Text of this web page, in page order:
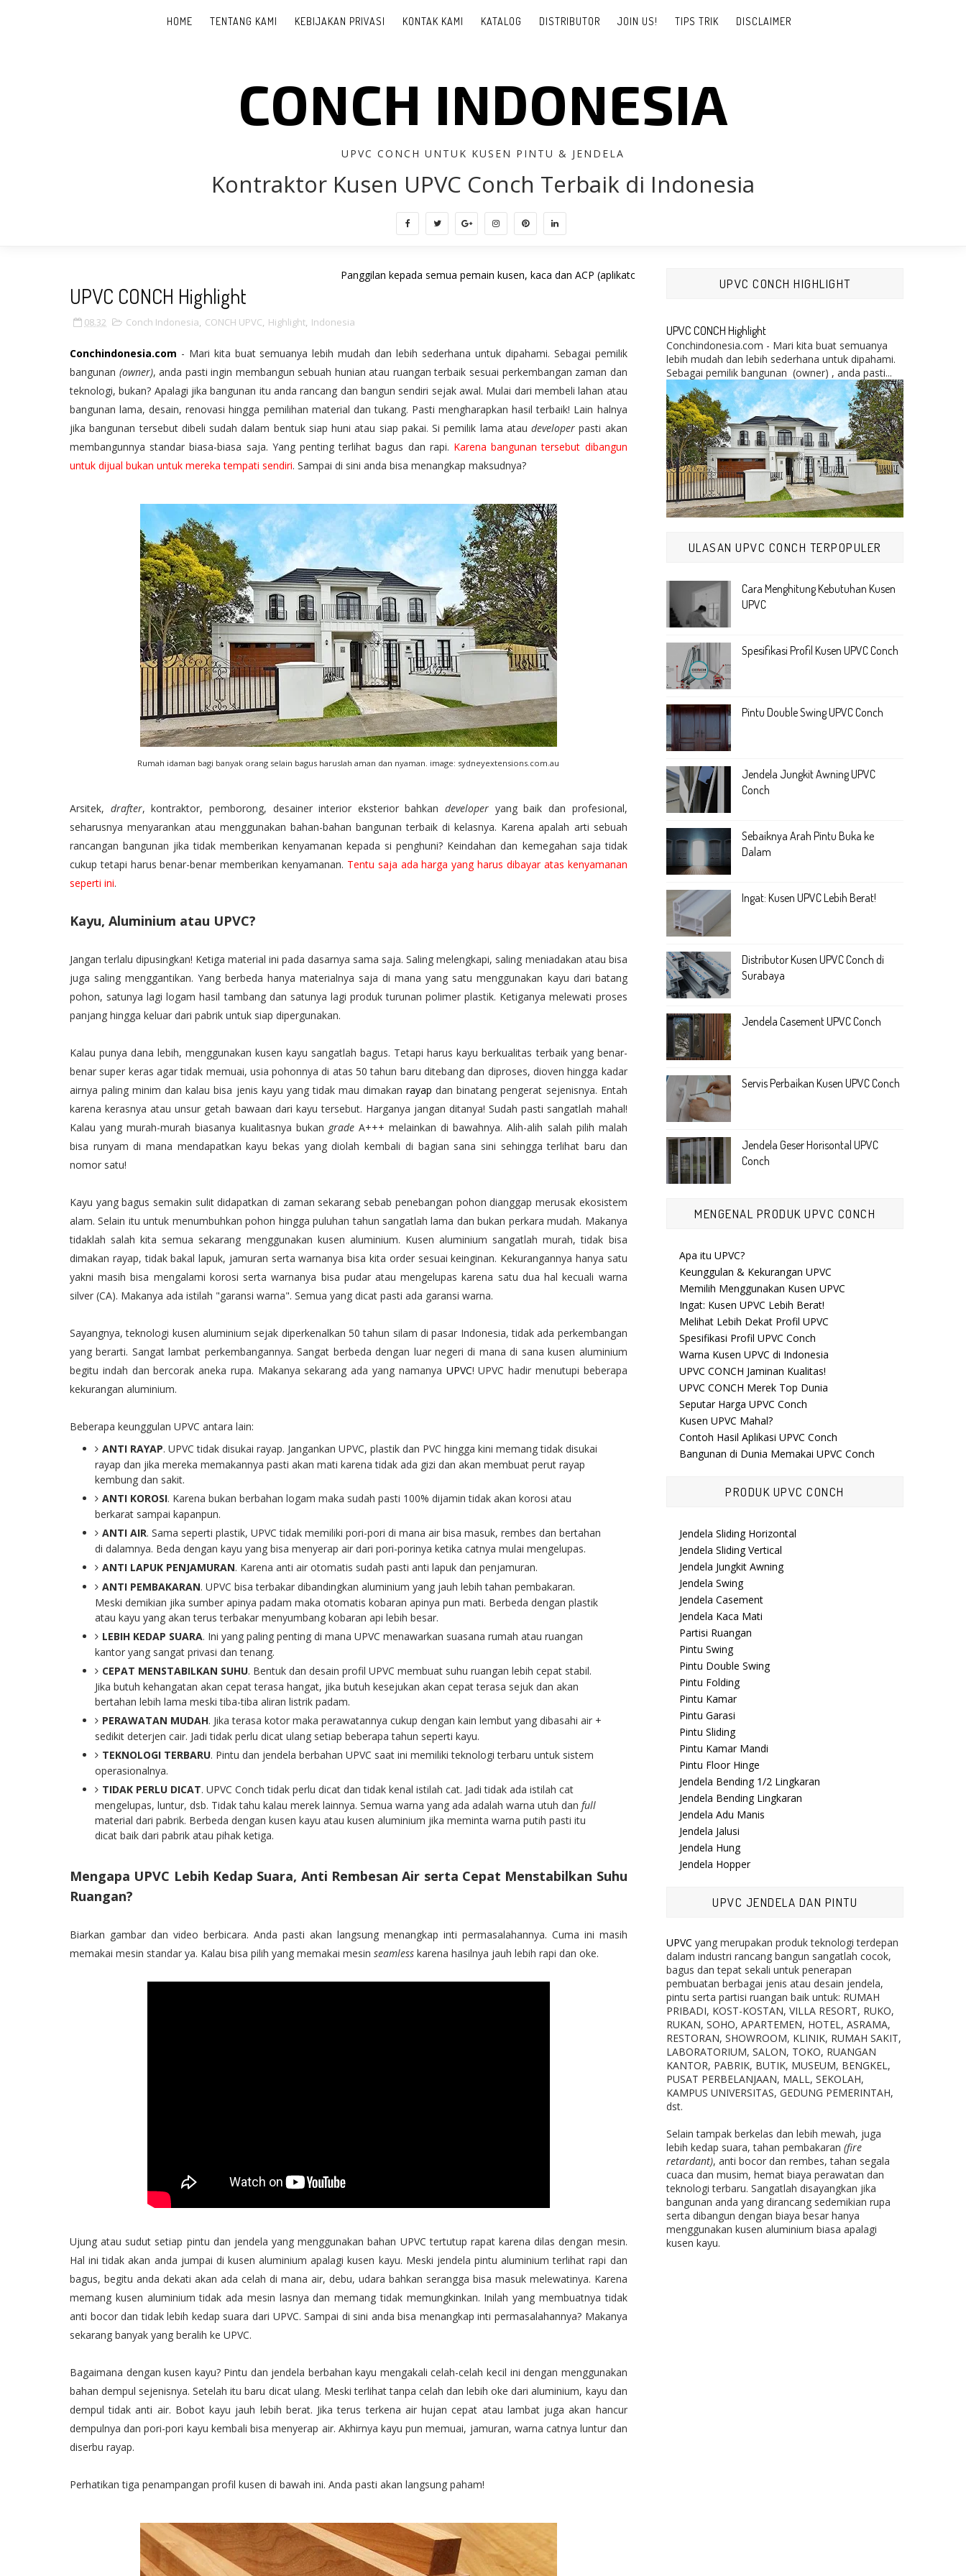
HOME TENTANG KAMI KEBIJAKAN PRIVASI KONTAK KAMI KATALOG DISTRIBUTOR JOIN US! TIPS TRIK DISCLAIMER
CONCH INDONESIA
UPVC CONCH UNTUK KUSEN PINTU & JENDELA
Kontraktor Kusen UPVC Conch Terbaik di Indonesia
Panggilan kepada semua pemain kusen, kaca dan ACP (aplikator/fabrikator) skala kecil, besar hingga raksasa, bergabunglah di Group WA
UPVC CONCH Highlight
08.32 Conch Indonesia, CONCH UPVC, Highlight, Indonesia
Conchindonesia.com - Mari kita buat semuanya lebih mudah dan lebih sederhana untuk dipahami. Sebagai pemilik
bangunan (owner), anda pasti ingin membangun sebuah hunian atau ruangan terbaik sesuai perkembangan zaman dan
teknologi, bukan? Apalagi jika bangunan itu anda rancang dan bangun sendiri sejak awal. Mulai dari membeli lahan atau
bangunan lama, desain, renovasi hingga pemilihan material dan tukang. Pasti mengharapkan hasil terbaik! Lain halnya
jika bangunan tersebut dibeli sudah dalam bentuk siap huni atau siap pakai. Si pemilik lama ataudeveloper pasti akan
membangunnya standar biasa-biasa saja. Yang penting terlihat bagus dan rapi. Karena bangunan tersebut dibangun
untuk dijual bukan untuk mereka tempati sendiri. Sampai di sini anda bisa menangkap maksudnya?
Rumah idaman bagi banyak orang selain bagus haruslah aman dan nyaman. image: sydneyextensions.com.au
Arsitek, drafter, kontraktor, pemborong, desainer interior eksterior bahkandeveloper yang baik dan profesional,
seharusnya menyarankan atau menggunakan bahan-bahan bangunan terbaik di kelasnya. Karena apalah arti sebuah
rancangan bangunan jika tidak memberikan kenyamanan kepada si penghuni? Keindahan dan kemegahan saja tidak
cukup tetapi harus benar-benar memberikan kenyamanan. Tentu saja ada harga yang harus dibayar atas kenyamanan
seperti ini.
Kayu, Aluminium atau UPVC?
Jangan terlalu dipusingkan! Ketiga material ini pada dasarnya sama saja. Saling melengkapi, saling meniadakan atau bisa
juga saling menggantikan. Yang berbeda hanya materialnya saja di mana yang satu menggunakan kayu dari batang
pohon, satunya lagi logam hasil tambang dan satunya lagi produk turunan polimer plastik. Ketiganya melewati proses
panjang hingga keluar dari pabrik untuk siap dipergunakan.
Kalau punya dana lebih, menggunakan kusen kayu sangatlah bagus. Tetapi harus kayu berkualitas terbaik yang benar-
benar super keras agar tidak memuai, usia pohonnya di atas 50 tahun baru ditebang dan diproses, dioven hingga kadar
airnya paling minim dan kalau bisa jenis kayu yang tidak mau dimakanrayap dan binatang pengerat sejenisnya. Entah
karena kerasnya atau unsur getah bawaan dari kayu tersebut. Harganya jangan ditanya! Sudah pasti sangatlah mahal!
Kalau yang murah-murah biasanya kualitasnya bukan grade A+++ melainkan di bawahnya. Alih-alih salah pilih malah
bisa runyam di mana mendapatkan kayu bekas yang diolah kembali di bagian sana sini sehingga terlihat baru dan
nomor satu!
Kayu yang bagus semakin sulit didapatkan di zaman sekarang sebab penebangan pohon dianggap merusak ekosistem
alam. Selain itu untuk menumbuhkan pohon hingga puluhan tahun sangatlah lama dan bukan perkara mudah. Makanya
tidaklah salah kita semua sekarang menggunakan kusen aluminium. Kusen aluminium sangatlah murah, tidak bisa
dimakan rayap, tidak bakal lapuk, jamuran serta warnanya bisa kita order sesuai keinginan. Kekurangannya hanya satu
yakni masih bisa mengalami korosi serta warnanya bisa pudar atau mengelupas karena satu dua hal kecuali warna
silver (CA). Makanya ada istilah "garansi warna". Semua yang dicat pasti ada garansi warna.
Sayangnya, teknologi kusen aluminium sejak diperkenalkan 50 tahun silam di pasar Indonesia, tidak ada perkembangan
yang berarti. Sangat lambat perkembangannya. Sangat berbeda dengan luar negeri di mana di sana kusen aluminium
begitu indah dan bercorak aneka rupa. Makanya sekarang ada yang namanya UPVC! UPVC hadir menutupi beberapa
kekurangan aluminium.
Beberapa keunggulan UPVC antara lain:
ANTI RAYAP. UPVC tidak disukai rayap. Jangankan UPVC, plastik dan PVC hingga kini memang tidak disukai
rayap dan jika mereka memakannya pasti akan mati karena tidak ada gizi dan akan membuat perut rayap
kembung dan sakit.
ANTI KOROSI. Karena bukan berbahan logam maka sudah pasti 100% dijamin tidak akan korosi atau
berkarat sampai kapanpun.
ANTI AIR. Sama seperti plastik, UPVC tidak memiliki pori-pori di mana air bisa masuk, rembes dan bertahan
di dalamnya. Beda dengan kayu yang bisa menyerap air dari pori-porinya ketika catnya mulai mengelupas.
ANTI LAPUK PENJAMURAN. Karena anti air otomatis sudah pasti anti lapuk dan penjamuran.
ANTI PEMBAKARAN. UPVC bisa terbakar dibandingkan aluminium yang jauh lebih tahan pembakaran.
Meski demikian jika sumber apinya padam maka otomatis kobaran apinya pun mati. Berbeda dengan plastik
atau kayu yang akan terus terbakar menyumbang kobaran api lebih besar.
LEBIH KEDAP SUARA. Ini yang paling penting di mana UPVC menawarkan suasana rumah atau ruangan
kantor yang sangat privasi dan tenang.
CEPAT MENSTABILKAN SUHU. Bentuk dan desain profil UPVC membuat suhu ruangan lebih cepat stabil.
Jika butuh kehangatan akan cepat terasa hangat, jika butuh kesejukan akan cepat terasa sejuk dan akan
bertahan lebih lama meski tiba-tiba aliran listrik padam.
PERAWATAN MUDAH. Jika terasa kotor maka perawatannya cukup dengan kain lembut yang dibasahi air +
sedikit deterjen cair. Jadi tidak perlu dicat ulang setiap beberapa tahun seperti kayu.
TEKNOLOGI TERBARU. Pintu dan jendela berbahan UPVC saat ini memiliki teknologi terbaru untuk sistem
operasionalnya.
TIDAK PERLU DICAT. UPVC Conch tidak perlu dicat dan tidak kenal istilah cat. Jadi tidak ada istilah cat
mengelupas, luntur, dsb. Tidak tahu kalau merek lainnya. Semua warna yang ada adalah warna utuh dan full
material dari pabrik. Berbeda dengan kusen kayu atau kusen aluminium jika meminta warna putih pasti itu
dicat baik dari pabrik atau pihak ketiga.
Mengapa UPVC Lebih Kedap Suara, Anti Rembesan Air serta Cepat Menstabilkan Suhu
Ruangan?
Biarkan gambar dan video berbicara. Anda pasti akan langsung menangkap inti permasalahannya. Cuma ini masih
memakai mesin standar ya. Kalau bisa pilih yang memakai mesin seamless karena hasilnya jauh lebih rapi dan oke.
Ujung atau sudut setiap pintu dan jendela yang menggunakan bahan UPVC tertutup rapat karena dilas dengan mesin.
Hal ini tidak akan anda jumpai di kusen aluminium apalagi kusen kayu. Meski jendela pintu aluminium terlihat rapi dan
bagus, begitu anda dekati akan ada celah di mana air, debu, udara bahkan serangga bisa masuk melewatinya. Karena
memang kusen aluminium tidak ada mesin lasnya dan memang tidak memungkinkan. Inilah yang membuatnya tidak
anti bocor dan tidak lebih kedap suara dari UPVC. Sampai di sini anda bisa menangkap inti permasalahannya? Makanya
sekarang banyak yang beralih ke UPVC.
Bagaimana dengan kusen kayu? Pintu dan jendela berbahan kayu mengakali celah-celah kecil ini dengan menggunakan
bahan dempul sejenisnya. Setelah itu baru dicat ulang. Meski terlihat tanpa celah dan lebih oke dari aluminium, kayu dan
dempul tidak anti air. Bobot kayu jauh lebih berat. Jika terus terkena air hujan cepat atau lambat juga akan hancur
dempulnya dan pori-pori kayu kembali bisa menyerap air. Akhirnya kayu pun memuai, jamuran, warna catnya luntur dan
diserbu rayap.
Perhatikan tiga penampangan profil kusen di bawah ini. Anda pasti akan langsung paham!
UPVC CONCH HIGHLIGHT
UPVC CONCH Highlight
Conchindonesia.com - Mari kita buat semuanya
lebih mudah dan lebih sederhana untuk dipahami.
Sebagai pemilik bangunan (owner) , anda pasti...
ULASAN UPVC CONCH TERPOPULER
Cara Menghitung Kebutuhan Kusen
UPVC
Spesifikasi Profil Kusen UPVC Conch
Pintu Double Swing UPVC Conch
Jendela Jungkit Awning UPVC
Conch
Sebaiknya Arah Pintu Buka ke
Dalam
Ingat: Kusen UPVC Lebih Berat!
Distributor Kusen UPVC Conch di
Surabaya
Jendela Casement UPVC Conch
Servis Perbaikan Kusen UPVC Conch
Jendela Geser Horisontal UPVC
Conch
MENGENAL PRODUK UPVC CONCH
Apa itu UPVC?
Keunggulan & Kekurangan UPVC
Memilih Menggunakan Kusen UPVC
Ingat: Kusen UPVC Lebih Berat!
Melihat Lebih Dekat Profil UPVC
Spesifikasi Profil UPVC Conch
Warna Kusen UPVC di Indonesia
UPVC CONCH Jaminan Kualitas!
UPVC CONCH Merek Top Dunia
Seputar Harga UPVC Conch
Kusen UPVC Mahal?
Contoh Hasil Aplikasi UPVC Conch
Bangunan di Dunia Memakai UPVC Conch
PRODUK UPVC CONCH
Jendela Sliding Horizontal
Jendela Sliding Vertical
Jendela Jungkit Awning
Jendela Swing
Jendela Casement
Jendela Kaca Mati
Partisi Ruangan
Pintu Swing
Pintu Double Swing
Pintu Folding
Pintu Kamar
Pintu Garasi
Pintu Sliding
Pintu Kamar Mandi
Pintu Floor Hinge
Jendela Bending 1/2 Lingkaran
Jendela Bending Lingkaran
Jendela Adu Manis
Jendela Jalusi
Jendela Hung
Jendela Hopper
UPVC JENDELA DAN PINTU
UPVC yang merupakan produk teknologi terdepan
dalam industri rancang bangun sangatlah cocok,
bagus dan tepat sekali untuk penerapan
pembuatan berbagai jenis atau desain jendela,
pintu serta partisi ruangan baik untuk: RUMAH
PRIBADI, KOST-KOSTAN, VILLA RESORT, RUKO,
RUKAN, SOHO, APARTEMEN, HOTEL, ASRAMA,
RESTORAN, SHOWROOM, KLINIK, RUMAH SAKIT,
LABORATORIUM, SALON, TOKO, RUANGAN
KANTOR, PABRIK, BUTIK, MUSEUM, BENGKEL,
PUSAT PERBELANJAAN, MALL, SEKOLAH,
KAMPUS UNIVERSITAS, GEDUNG PEMERINTAH,
dst.
Selain tampak berkelas dan lebih mewah, juga
lebih kedap suara, tahan pembakaran (fire
retardant), anti bocor dan rembes, tahan segala
cuaca dan musim, hemat biaya perawatan dan
teknologi terbaru. Sangatlah disayangkan jika
bangunan anda yang dirancang sedemikian rupa
serta dibangun dengan biaya besar hanya
menggunakan kusen aluminium biasa apalagi
kusen kayu.